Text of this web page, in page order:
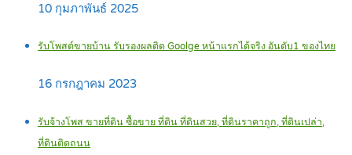
10 กุมภาพันธ์ 2025
รับโพสต์ขายบ้าน รับรองผลติด Goolge หน้าแรกได้จริง อันดับ1 ของไทย
16 กรกฎาคม 2023
รับจ้างโพส ขายที่ดิน ซื้อขาย ที่ดิน ที่ดินสวย, ที่ดินราคาถูก, ที่ดินเปล่า,
ที่ดินติดถนน